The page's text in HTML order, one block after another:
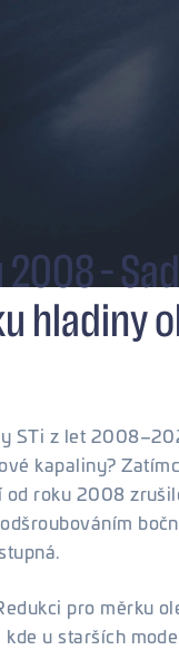
–
hladiny
STi z let
kapaliny?
roku 2008
pro měrku
u starších